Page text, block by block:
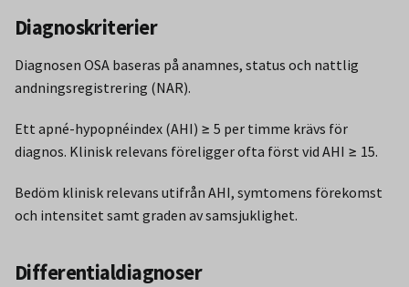
Diagnoskriterier
Diagnosen OSA baseras på anamnes, status och nattlig
andningsregistrering (NAR).
Ett apné-hypopnéindex (AHI) ≥ 5 per timme krävs för
diagnos. Klinisk relevans föreligger ofta först vid AHI ≥ 15.
Bedöm klinisk relevans utifrån AHI, symtomens förekomst
och intensitet samt graden av samsjuklighet.
Differentialdiagnoser